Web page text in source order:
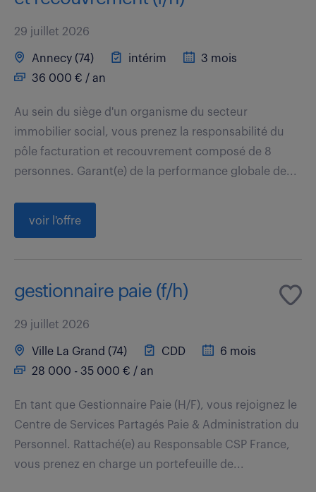
29 juillet 2026
Annecy (74) intérim
3 mois
36 000 € / an
Au sein du siège d'un organisme du secteur
immobilier social, vous prenez la responsabilité du
pôle facturation et recouvrement composé de 8
personnes. Garant(e) de la performance globale de...
voir l'offre
gestionnaire paie (f/h)
29 juillet 2026
Ville La Grand (74) CDD
6 mois
28 000 - 35 000 € / an
En tant que Gestionnaire Paie (H/F), vous rejoignez le
Centre de Services Partagés Paie & Administration du
Personnel. Rattaché(e) au Responsable CSP France,
vous prenez en charge un portefeuille de...